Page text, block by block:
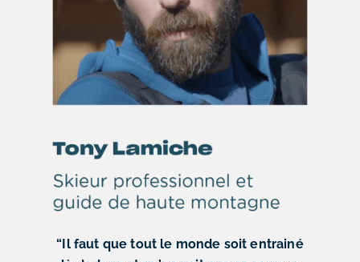
“Il faut que tout le monde soit entrainé